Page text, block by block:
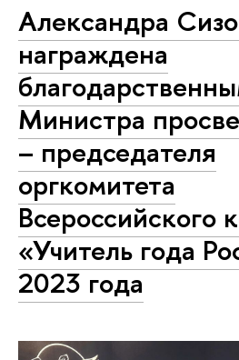
Александра
награждена
Министра
– председателя
оргкомитета
Всероссийского
«Учитель года
2023 года